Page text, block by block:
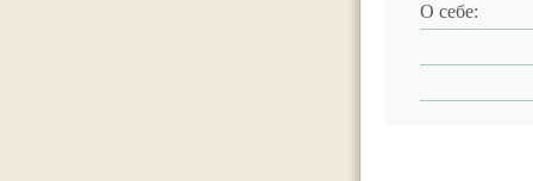
О себе: